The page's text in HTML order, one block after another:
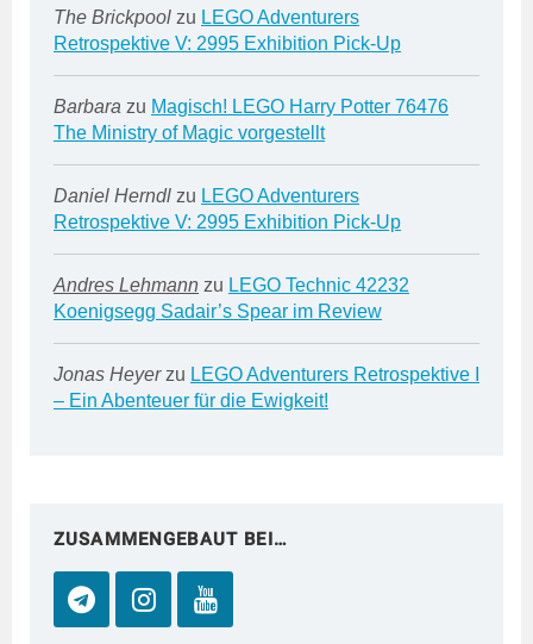
The Brickpool zu LEGO Adventurers
Retrospektive V: 2995 Exhibition Pick-Up
Barbara zu Magisch! LEGO Harry Potter 76476
The Ministry of Magic vorgestellt
Daniel Herndl zu LEGO Adventurers
Retrospektive V: 2995 Exhibition Pick-Up
Andres Lehmann zu LEGO Technic 42232
Koenigsegg Sadair’s Spear im Review
Jonas Heyerzu LEGO Adventurers Retrospektive I
– Ein Abenteuer für die Ewigkeit!
ZUSAMMENGEBAUT BEI…